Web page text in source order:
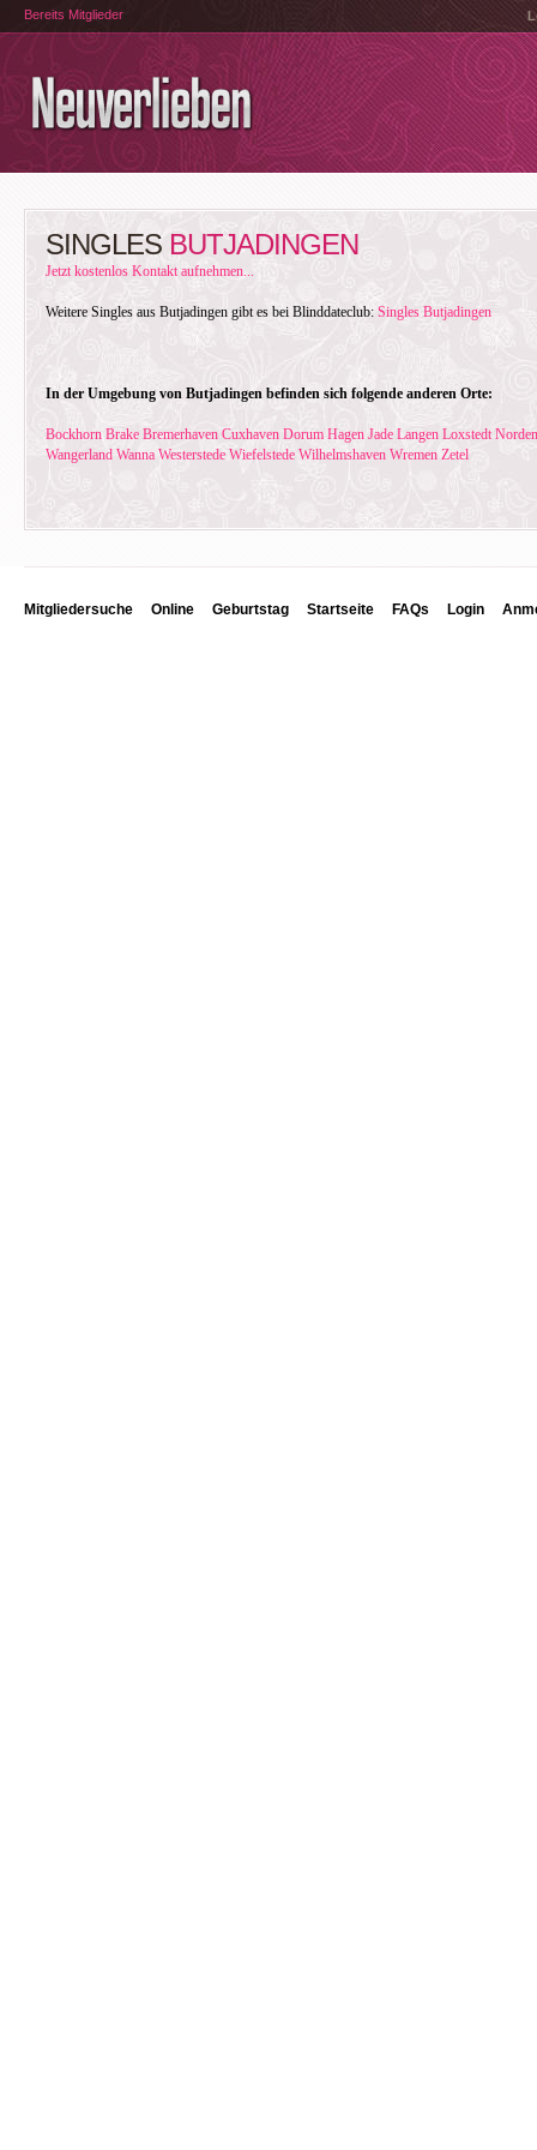
Bereits Mitglieder
SINGLES BUTJADINGEN
Jetzt kostenlos Kontakt aufnehmen...
Weitere Singles aus Butjadingen gibt es bei Blinddateclub: Singles Butjadingen
In der Umgebung von Butjadingen befinden sich folgende anderen Orte:
Bockhorn Brake Bremerhaven Cuxhaven Dorum Hagen Jade Langen Loxstedt
Wangerland Wanna Westerstede Wiefelstede Wilhelmshaven Wremen Zetel
Mitgliedersuche Online Geburtstag Startseite FAQs Login